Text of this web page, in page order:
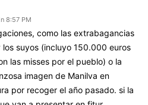
8:57 PM
como las extrabagancias
los suyos (incluyo 150.000 euros
las misses por el pueblo) o la
imagen de Manilva en
por recoger el año pasado. si la